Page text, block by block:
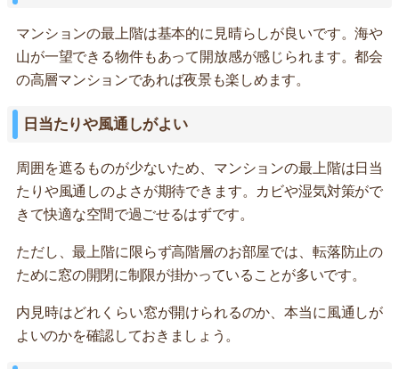
マンションの最上階は基本的に見晴らしが良いです。海や
山が一望できる物件もあって開放感が感じられます。都会
の高層マンションであれば夜景も楽しめます。
日当たりや風通しがよい
周囲を遮るものが少ないため、マンションの最上階は日当
たりや風通しのよさが期待できます。カビや湿気対策がで
きて快適な空間で過ごせるはずです。
ただし、最上階に限らず高階層のお部屋では、転落防止の
ために窓の開閉に制限が掛かっていることが多いです。
内見時はどれくらい窓が開けられるのか、本当に風通しが
よいのかを確認しておきましょう。